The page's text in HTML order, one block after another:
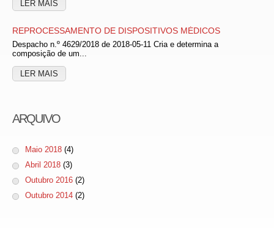
LER MAIS
REPROCESSAMENTO DE DISPOSITIVOS MÉDICOS
Despacho n.º 4629/2018 de 2018-05-11 Cria e determina a
composição de um...
LER MAIS
ARQUIVO
Maio 2018 (4)
Abril 2018 (3)
Outubro 2016 (2)
Outubro 2014 (2)